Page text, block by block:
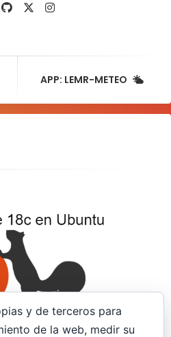
APP: LEMR-METEO
y de terceros para
de la web, medir su